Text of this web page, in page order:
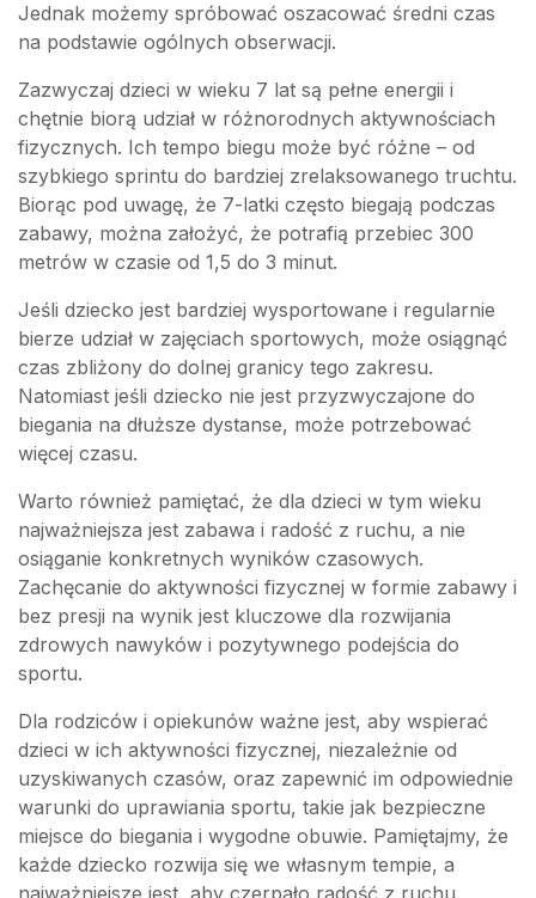
Jednak możemy spróbować oszacować średni czas
na podstawie ogólnych obserwacji.
Zazwyczaj dzieci w wieku 7 lat są pełne energii i
chętnie biorą udział w różnorodnych aktywnościach
fizycznych. Ich tempo biegu może być różne – od
szybkiego sprintu do bardziej zrelaksowanego truchtu.
Biorąc pod uwagę, że 7-latki często biegają podczas
zabawy, można założyć, że potrafią przebiec 300
metrów w czasie od 1,5 do 3 minut.
Jeśli dziecko jest bardziej wysportowane i regularnie
bierze udział w zajęciach sportowych, może osiągnąć
czas zbliżony do dolnej granicy tego zakresu.
Natomiast jeśli dziecko nie jest przyzwyczajone do
biegania na dłuższe dystanse, może potrzebować
więcej czasu.
Warto również pamiętać, że dla dzieci w tym wieku
najważniejsza jest zabawa i radość z ruchu, a nie
osiąganie konkretnych wyników czasowych.
Zachęcanie do aktywności fizycznej w formie zabawy i
bez presji na wynik jest kluczowe dla rozwijania
zdrowych nawyków i pozytywnego podejścia do
sportu.
Dla rodziców i opiekunów ważne jest, aby wspierać
dzieci w ich aktywności fizycznej, niezależnie od
uzyskiwanych czasów, oraz zapewnić im odpowiednie
warunki do uprawiania sportu, takie jak bezpieczne
miejsce do biegania i wygodne obuwie. Pamiętajmy, że
każde dziecko rozwija się we własnym tempie, a